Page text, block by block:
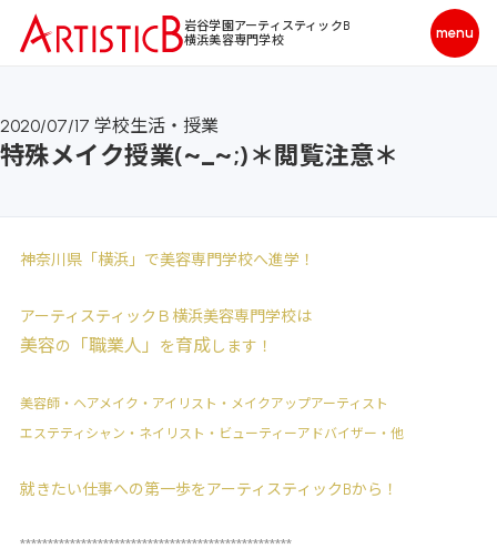
岩谷学園アーティスティックB
横浜美容専門学校
2020/07/17 学校生活・授業
特殊メイク授業(~_~;)＊閲覧注意＊
神奈川県「横浜」で美容専門学校へ進学！
アーティスティックＢ横浜美容専門学校は
美容の 「職業人」 を育成します！
美容師・ヘアメイク・アイリスト・メイクアップアーティスト
エステティシャン・ネイリスト・ビューティーアドバイザー・他
就きたい仕事への第一歩をアーティスティックBから！
*************************************************